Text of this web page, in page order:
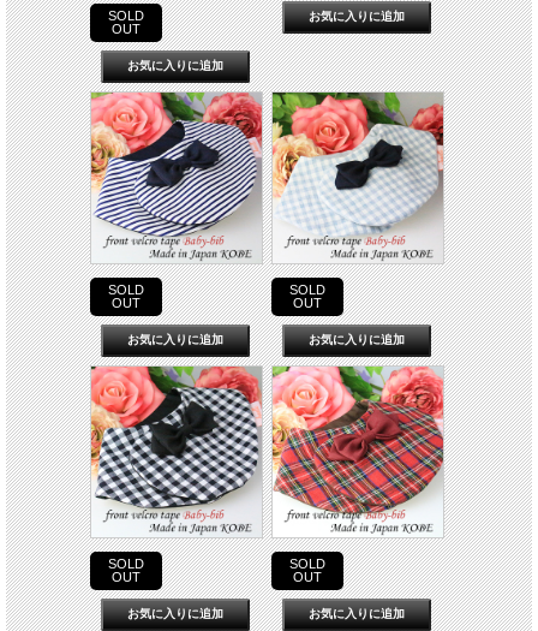
SOLD
OUT
SOLD
OUT
SOLD
OUT
SOLD
OUT
SOLD
OUT